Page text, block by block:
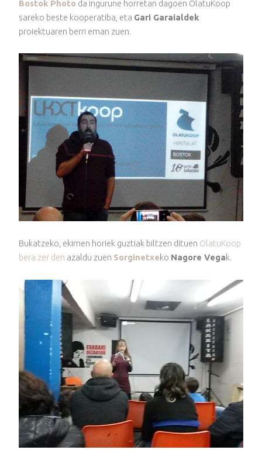
Bostok Photo da ingurune horretan dagoen OlatuKoop
sareko beste kooperatiba, eta Gari Garaialdek
proiektuaren berri eman zuen.
Bukatzeko, ekimen horiek guztiak biltzen dituen OlatuKoop
bera zer den azaldu zuen Sorginetxeko Nagore Vegak.